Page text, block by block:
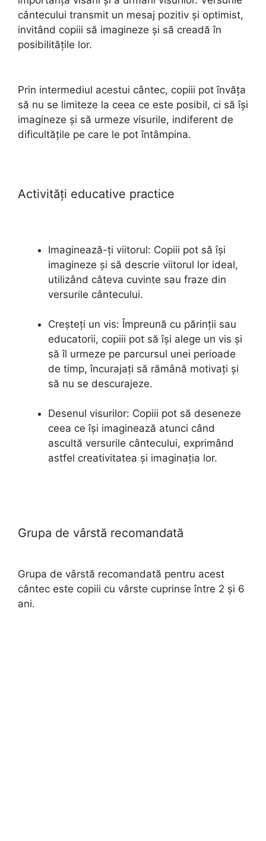
cântecului transmit un mesaj pozitiv și optimist,
invitând copiii să imagineze și să creadă în
posibilitățile lor.
Prin intermediul acestui cântec, copiii pot învăța
să nu se limiteze la ceea ce este posibil, ci să își
imagineze și să urmeze visurile, indiferent de
dificultățile pe care le pot întâmpina.
Activități educative practice
Imaginează-ți viitorul: Copiii pot să își
imagineze și să descrie viitorul lor ideal,
utilizând câteva cuvinte sau fraze din
versurile cântecului.
Creșteți un vis: Împreună cu părinții sau
educatorii, copiii pot să își alege un vis și
să îl urmeze pe parcursul unei perioade
de timp, încurajați să rămână motivați și
să nu se descurajeze.
Desenul visurilor: Copiii pot să deseneze
ceea ce își imaginează atunci când
ascultă versurile cântecului, exprimând
astfel creativitatea și imaginația lor.
Grupa de vârstă recomandată
Grupa de vârstă recomandată pentru acest
cântec este copiii cu vârste cuprinse între 2 și 6
ani.